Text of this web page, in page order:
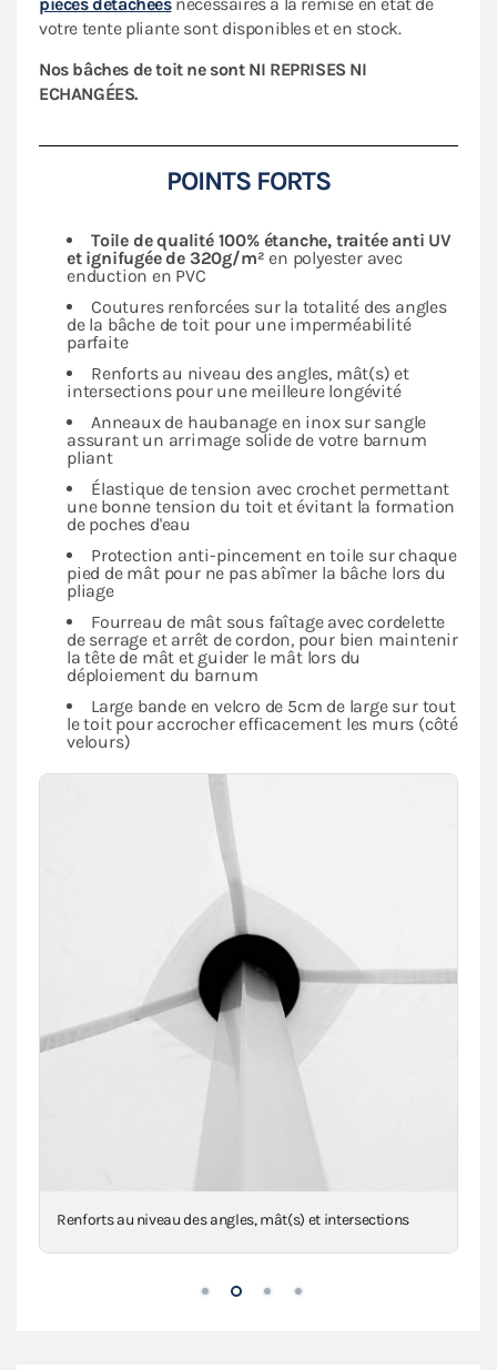
pièces détachéesnécessaires à la remise en état de
votre tente pliante sont disponibles et en stock.
Nos bâches de toit ne sont NI REPRISES NI
ECHANGÉES.
POINTS FORTS
Toile de qualité 100% étanche, traitée anti UV
et ignifugée de 320g/m² en polyester avec
enduction en PVC
Coutures renforcées sur la totalité des angles
de la bâche de toit pour une imperméabilité
parfaite
Renforts au niveau des angles, mât(s) et
intersections pour une meilleure longévité
Anneaux de haubanage en inox sur sangle
assurant un arrimage solide de votre barnum
pliant
Élastique de tension avec crochet permettant
une bonne tension du toit et évitant la formation
de poches d'eau
Protection anti-pincement en toile sur chaque
pied de mât pour ne pas abîmer la bâche lors du
pliage
Fourreau de mât sous faîtage avec cordelette
de serrage et arrêt de cordon, pour bien maintenir
la tête de mât et guider le mât lors du
déploiement du barnum
Large bande en velcro de 5cm de large sur tout
le toit pour accrocher efficacement les murs (côté
velours)
Renforts au niveau des angles, mât(s) et intersections